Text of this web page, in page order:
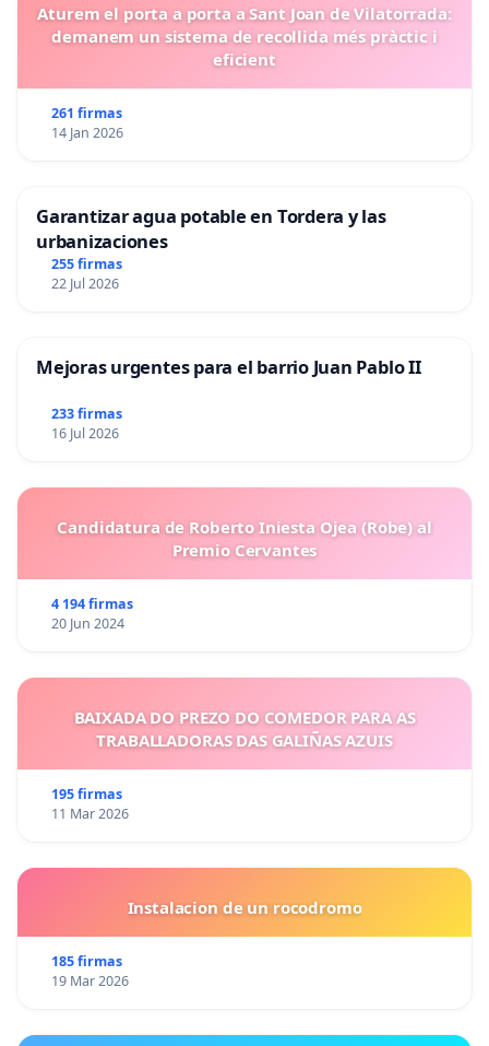
Aturem el porta a porta a Sant Joan de Vilatorrada:
demanem un sistema de recollida més pràctic i
eficient
261 firmas
14 Jan 2026
Garantizar agua potable en Tordera y las
urbanizaciones
255 firmas
22 Jul 2026
Mejoras urgentes para el barrio Juan Pablo II
233 firmas
16 Jul 2026
Candidatura de Roberto Iniesta Ojea (Robe) al
Premio Cervantes
4 194 firmas
20 Jun 2024
BAIXADA DO PREZO DO COMEDOR PARA AS
TRABALLADORAS DAS GALIÑAS AZUIS
195 firmas
11 Mar 2026
Instalacion de un rocodromo
185 firmas
19 Mar 2026